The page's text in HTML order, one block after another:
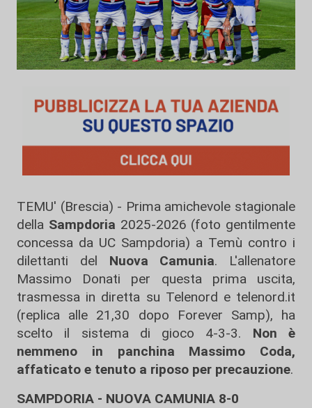
TEMU' (Brescia) - Prima amichevole stagionale
della Sampdoria 2025-2026 (foto gentilmente
concessa da UC Sampdoria) a Temù contro i
dilettanti del Nuova Camunia. L'allenatore
Massimo Donati per questa prima uscita,
trasmessa in diretta su Telenord e telenord.it
(replica alle 21,30 dopo Forever Samp), ha
scelto il sistema di gioco 4-3-3. Non è
nemmeno in panchina Massimo Coda,
affaticato e tenuto a riposo per precauzione.
SAMPDORIA - NUOVA CAMUNIA 8-0